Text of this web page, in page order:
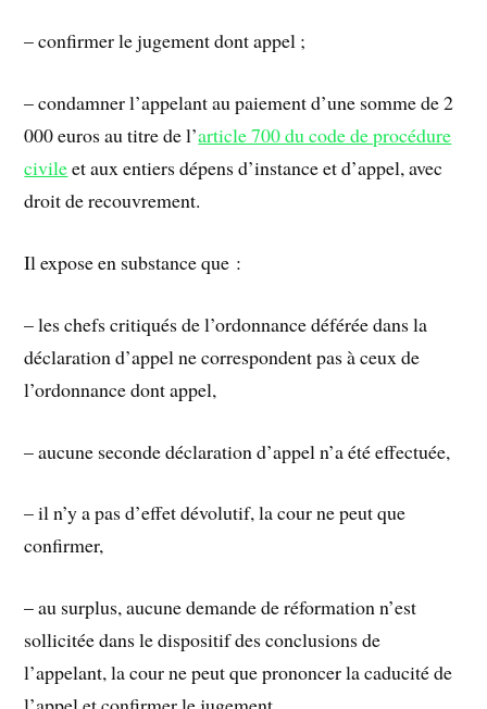
– confirmer le jugement dont appel ;
– condamner l’appelant au paiement d’une somme de 2
000 euros au titre de l’article 700 du code de procédure
civileet aux entiers dépens d’instance et d’appel, avec
droit de recouvrement.
Il expose en substance que :
– les chefs critiqués de l’ordonnance déférée dans la
déclaration d’appel ne correspondent pas à ceux de
l’ordonnance dont appel,
– aucune seconde déclaration d’appel n’a été effectuée,
– il n’y a pas d’effet dévolutif, la cour ne peut que
confirmer,
– au surplus, aucune demande de réformation n’est
sollicitée dans le dispositif des conclusions de
l’appelant, la cour ne peut que prononcer la caducité de